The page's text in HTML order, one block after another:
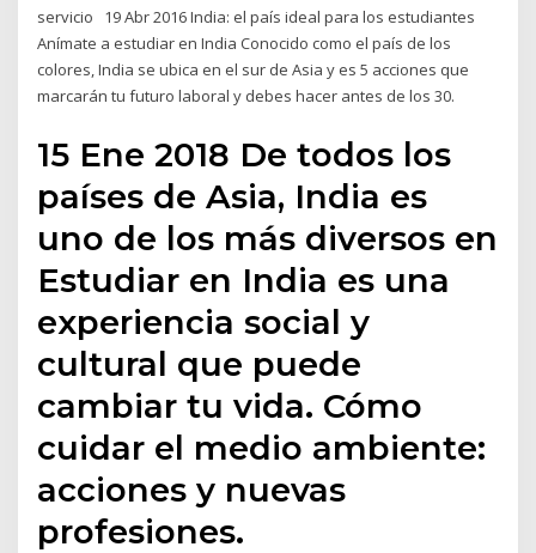
servicio 19 Abr 2016 India: el país ideal para los estudiantes
Anímate a estudiar en India Conocido como el país de los
colores, India se ubica en el sur de Asia y es 5 acciones que
marcarán tu futuro laboral y debes hacer antes de los 30.
15 Ene 2018 De todos los
países de Asia, India es
uno de los más diversos en
Estudiar en India es una
experiencia social y
cultural que puede
cambiar tu vida. Cómo
cuidar el medio ambiente:
acciones y nuevas
profesiones.